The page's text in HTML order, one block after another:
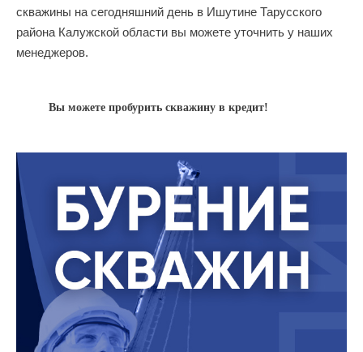
скважины на сегодняшний день в Ишутине Тарусского
района Калужской области вы можете уточнить у наших
менеджеров.
Вы можете пробурить скважину в кредит!